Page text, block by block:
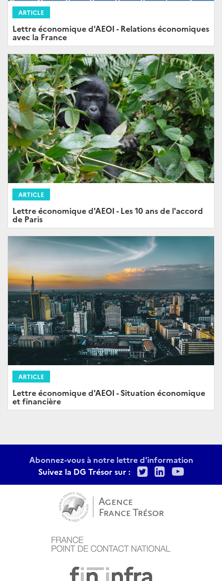
ARTICLE
Lettre économique d'AEOI - Relations économiques
avec la France
ARTICLE
Lettre économique d'AEOI - Les 10 ans de l'accord
de Paris
ARTICLE
Lettre économique d'AEOI - Situation économique
et financière
Abonnez-vous à notre lettre d'information
Suivez la DG Trésor sur :
TwitterLinkedIn